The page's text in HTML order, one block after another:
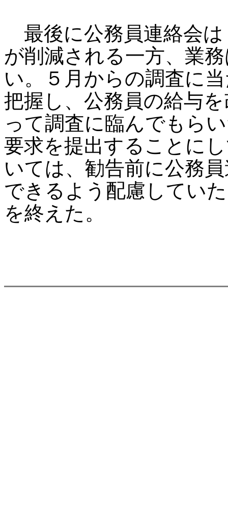
最後に公務員連絡会は
が削減される一方、業
い。５月からの調査に
把握し、公務員の給与
って調査に臨んでもら
要求を提出することに
いては、勧告前に公務
できるよう配慮してい
を終えた。